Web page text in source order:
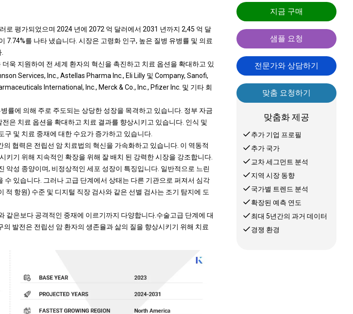
로 평가되었으며 2024 년에 2072 억 달러에서 2031 년까지 2,45 억 달
7.74%를 나타 냈습니다. 시장은 고령화 인구, 높은 질병 유병률 및 의료
욱 지원하여 전 세계 환자의 혁신을 촉진하고 치료 옵션을 확대하고 있
Services, Inc., Astellas Pharma Inc., Eli Lilly 및 Company, Sanofi,
International, Inc., Merck & Co., Inc., Pfizer Inc. 및 기타 회
률에 의해 주로 주도되는 상당한 성장을 목격하고 있습니다. 정부 자금
은 치료 옵션을 확대하고 치료 결과를 향상시키고 있습니다. 인식 및
및 치료 중재에 대한 수요가 증가하고 있습니다.
협력은 전립선 암 치료법의 혁신을 가속화하고 있습니다. 이 역동적
키기 위해 지속적인 확장을 위해 잘 배치 된 강력한 시장을 강조합니다.
악성 종양이며, 비정상적인 세포 성장이 특징입니다. 일반적으로 느린
있습니다. 그러나 고급 단계에서 상태는 다른 기관으로 퍼져서 심각
적 항원) 수준 및 디지털 직장 검사와 같은 선별 검사는 조기 탐지에 도
같은보다 공격적인 중재에 이르기까지 다양합니다. 수술고급 단계에 대
발전은 전립선 암 환자의 생존율과 삶의 질을 향상시키기 위해 치료
지금 구매
샘플 요청
전문가와 상담하기
맞춤 요청하기
맞춤화 제공
추가 기업 프로필
추가 국가
교차 세그먼트 분석
지역 시장 동향
국가별 트렌드 분석
확장된 예측 연도
최대 5년간의 과거 데이터
경쟁 환경